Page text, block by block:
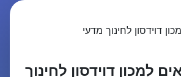
למכון דוידסון לחינוך